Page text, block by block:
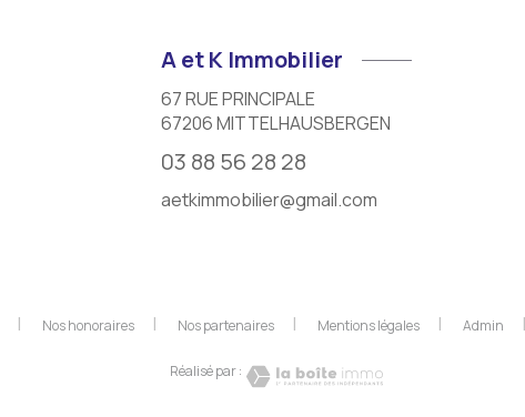
A et K Immobilier
67 RUE PRINCIPALE
67206MITTELHAUSBERGEN
03 88 56 28 28
aetkimmobilier@gmail.com
Nos honoraires Nos partenaires Mentions légales Admin
Réalisé par :